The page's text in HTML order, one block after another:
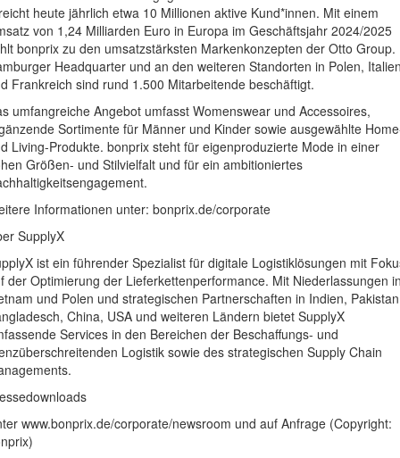
heute jährlich etwa 10 Millionen aktive Kund*innen. Mit einem
von 1,24 Milliarden Euro in Europa im Geschäftsjahr 2024/2025
bonprix zu den umsatzstärksten Markenkonzepten der Otto Group.
Headquarter und an den weiteren Standorten in Polen,
Frankreich sind rund 1.500 Mitarbeitende beschäftigt.
umfangreiche Angebot umfasst Womenswear und Accessoires,
Sortimente für Männer und Kinder sowie ausgewählte
Living-Produkte. bonprix steht für eigenproduzierte Mode in einer
Größen- und Stilvielfalt und für ein ambitioniertes
Informationen unter: bonprix.de/corporate
SupplyX
ist ein führender Spezialist für digitale Logistiklösungen mit
der Optimierung der Lieferkettenperformance. Mit Niederlassungen
und Polen und strategischen Partnerschaften in Indien,
China, USA und weiteren Ländern bietet SupplyX
Services in den Bereichen der Beschaffungs- und
Logistik sowie des strategischen Supply Chain
www.bonprix.de/corporate/newsroom und auf Anfrage (Copyright: